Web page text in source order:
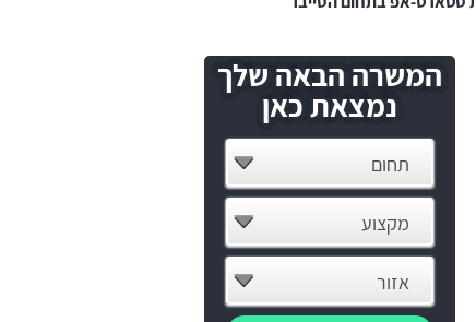
המשרה הבאה שלך
נמצאת כאן
תחום
מקצוע
אזור